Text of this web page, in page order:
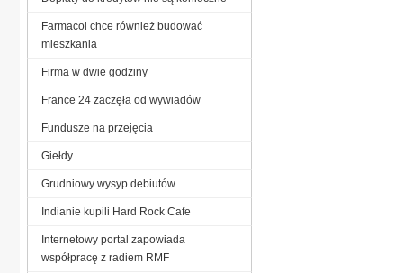
Farmacol chce również budować
mieszkania
Firma w dwie godziny
France 24 zaczęła od wywiadów
Fundusze na przejęcia
Giełdy
Grudniowy wysyp debiutów
Indianie kupili Hard Rock Cafe
Internetowy portal zapowiada
współpracę z radiem RMF